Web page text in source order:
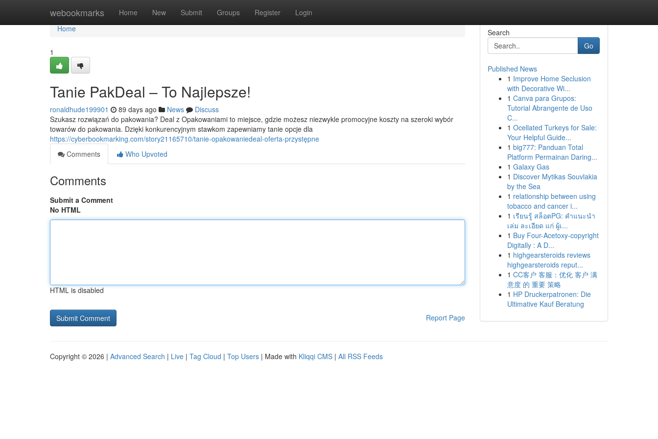
webookmarks Home New Submit Groups Register Login
Home
Home
1
Tanie PakDeal – To Najlepsze!
ronaldhude199901 89 days ago News
Discuss
Szukasz rozwiązań do pakowania? Deal z Opakowaniami to miejsce, gdzie możesz niezwykle promocyjne koszty na szeroki wybór
towarów do pakowania. Dzięki konkurencyjnym stawkom zapewniamy tanie opcje dla
https://cyberbookmarking.com/story21165710/tanie-opakowaniedeal-oferta-przystępne
Comments
Who Upvoted
Comments
Submit a Comment
No HTML
HTML is disabled
Report Page
Search
Go
Published News
1 Improve Home Seclusion
with Decorative Wi...
1 Canva para Grupos:
Tutorial Abrangente de Uso
C...
1 Ocellated Turkeys for Sale:
Your Helpful Guide...
1 big777: Panduan Total
Platform Permainan Daring...
1 Galaxy Gas
1 Discover Mytikas Souvlakia
by the Sea
1 relationship between using
tobacco and cancer i...
1 เรียนรู้ สล็อตPG: คำแนะนำ
เล่ม ละเอียด แก่ ผู้เ...
1 Buy Four-Acetoxy-copyright
Digitally : A D...
1 highgearsteroids reviews
highgearsteroids reput...
1 CC客户 客服：优化 客户 满
意度 的 重要 策略
1 HP Druckerpatronen: Die
Ultimative Kauf Beratung
Copyright © 2026 | Advanced Search | Live | Tag Cloud | Top Users | Made with Kliqqi CMS | All RSS Feeds